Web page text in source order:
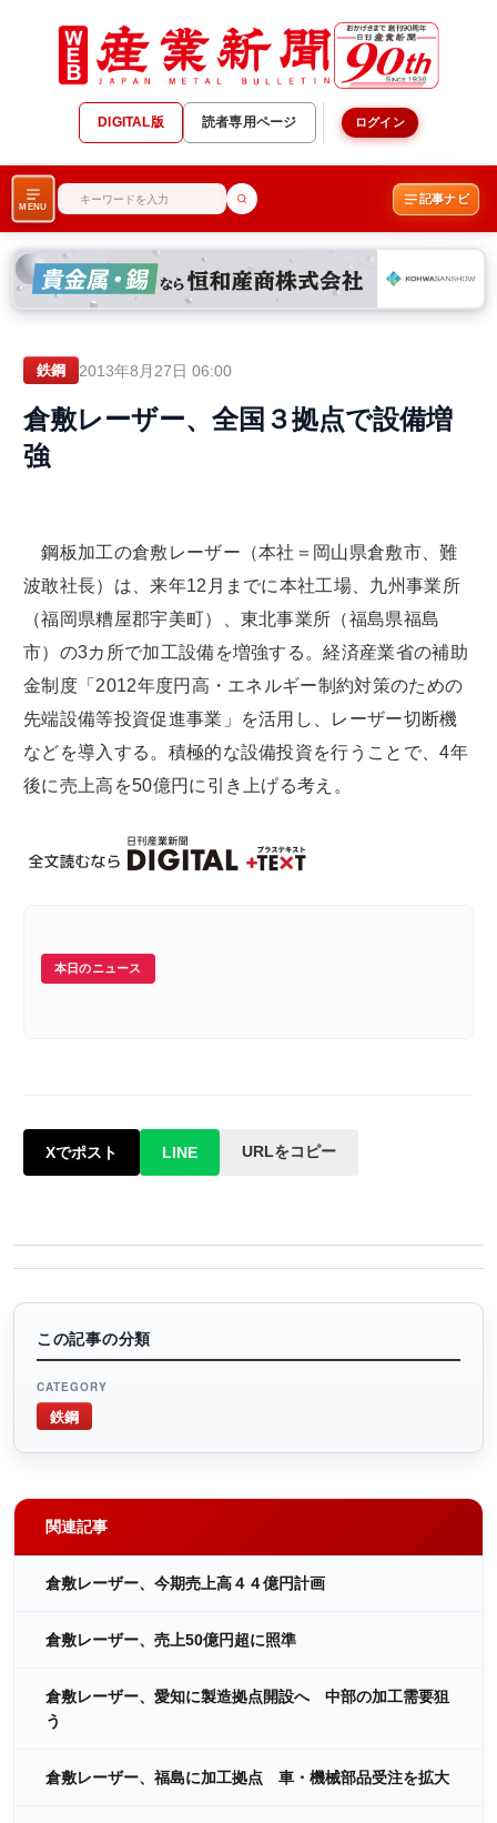
DIGITAL版 読者専用ページ ログイン
MENU
記事ナビ
鉄鋼 2013年8月27日 06:00
倉敷レーザー、全国３拠点で設備増
強
鋼板加工の倉敷レーザー（本社＝岡山県倉敷市、難
波敢社長）は、来年12月までに本社工場、九州事業所
（福岡県糟屋郡宇美町）、東北事業所（福島県福島
市）の3カ所で加工設備を増強する。経済産業省の補助
金制度「2012年度円高・エネルギー制約対策のための
先端設備等投資促進事業」を活用し、レーザー切断機
などを導入する。積極的な設備投資を行うことで、4年
後に売上高を50億円に引き上げる考え。
本日のニュース
Xでポスト LINE URLをコピー
この記事の分類
CATEGORY
鉄鋼
関連記事
倉敷レーザー、今期売上高４４億円計画
倉敷レーザー、売上50億円超に照準
倉敷レーザー、愛知に製造拠点開設へ 中部の加工需要狙
う
倉敷レーザー、福島に加工拠点 車・機械部品受注を拡大